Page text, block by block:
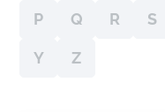
P Q R S
Y Z